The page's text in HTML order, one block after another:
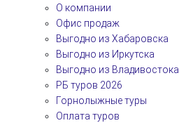
О компании
Офис продаж
Выгодно из Хабаровска
Выгодно из Иркутска
Выгодно из Владивостока
РБ туров 2026
Горнолыжные туры
Оплата туров